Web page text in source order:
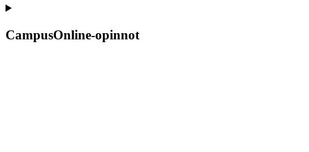
CampusOnline-opinnot